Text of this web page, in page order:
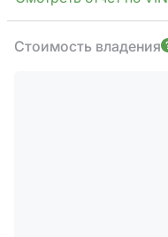
Стоимость владения